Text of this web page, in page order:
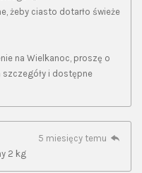
żeby ciasto dotarło świeże
na Wielkanoc, proszę o
i dostępne
5 miesięcy temu
2 kg